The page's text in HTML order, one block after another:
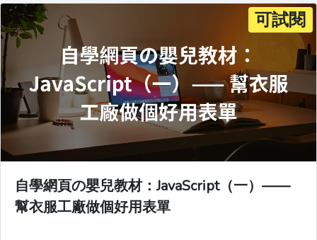
可試閱
自學網頁の嬰兒教材：JavaScript（一）——
幫衣服工廠做個好用表單